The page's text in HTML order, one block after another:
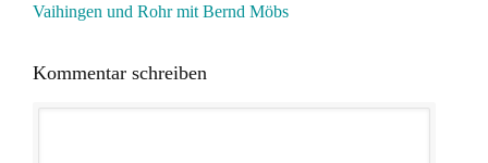
Vaihingen und Rohr mit Bernd Möbs
Kommentar schreiben